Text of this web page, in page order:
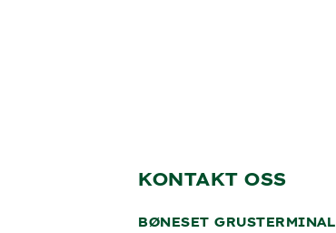
KONTAKT OSS
BØNESET GRUSTERMINAL